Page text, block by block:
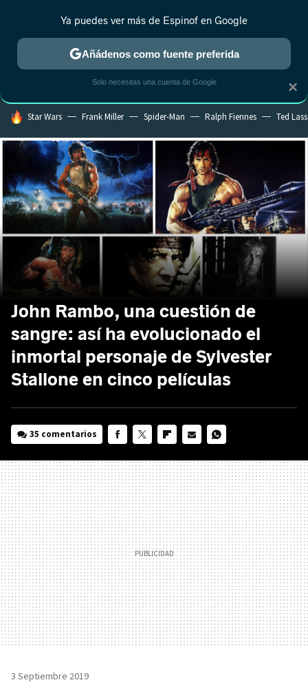
MENÚ NUEVO
ESTRENOS REALITY ANIME RANKINGS CINE
HOY SE HABLA DE
Star Wars Frank Miller Spider-Man Ralph Fiennes Ted
John Rambo, una cuestión de
sangre: así ha evolucionado el
inmortal personaje de Sylvester
Stallone en cinco películas
35 comentarios
MAIL
3 Septiembre 2019
×
Ya puedes ver más de Espinof en Google
Añádenos como fuente preferida
Solo necesitas una cuenta de Google